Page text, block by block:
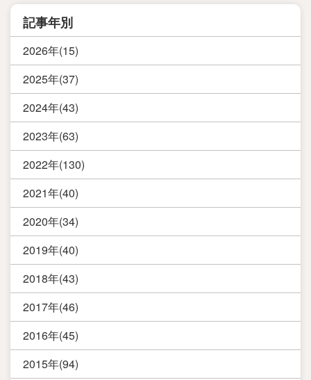
記事年別
2026年(15)
2025年(37)
2024年(43)
2023年(63)
2022年(130)
2021年(40)
2020年(34)
2019年(40)
2018年(43)
2017年(46)
2016年(45)
2015年(94)